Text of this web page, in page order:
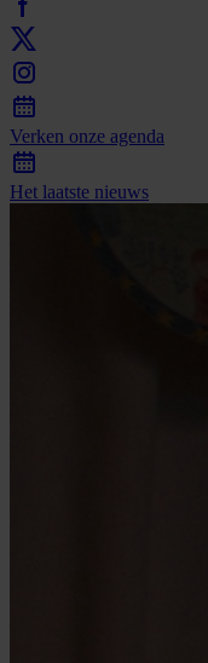
Verken onze agenda
Het laatste nieuws